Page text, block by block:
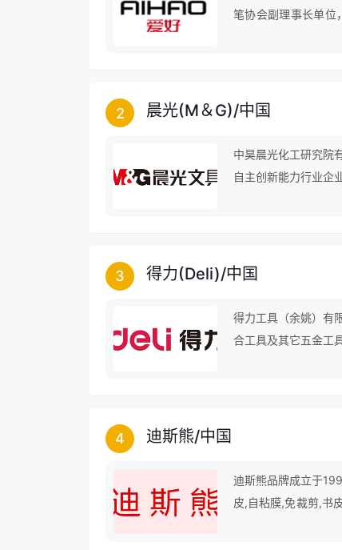
笔协会副理事长单位
2 晨光(M＆G)/中国
中昊晨光化工研究院
自主创新能力行业企
3 得力(Deli)/中国
得力工具（余姚）有
合工具及其它五金工
4 迪斯熊/中国
迪斯熊品牌成立于
皮,自粘膜,免裁剪,书